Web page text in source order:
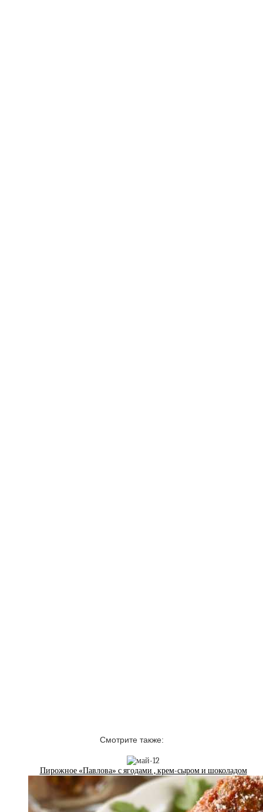
Смотрите также:
Пирожное «Павлова» с ягодами , крем-сыром и шоколадом